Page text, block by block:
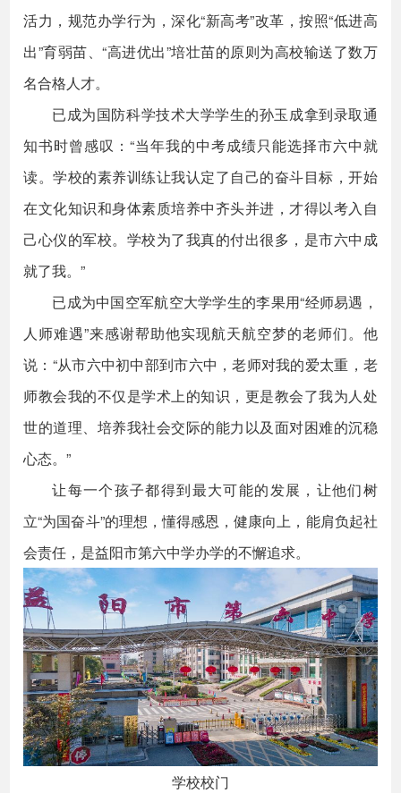
活力，规范办学行为，深化“新高考”改革，按照“低进高
出”育弱苗、“高进优出”培壮苗的原则为高校输送了数万
名合格人才。
已成为国防科学技术大学学生的孙玉成拿到录取通
知书时曾感叹：“当年我的中考成绩只能选择市六中就
读。学校的素养训练让我认定了自己的奋斗目标，开始
在文化知识和身体素质培养中齐头并进，才得以考入自
己心仪的军校。学校为了我真的付出很多，是市六中成
就了我。”
已成为中国空军航空大学学生的李果用“经师易遇，
人师难遇”来感谢帮助他实现航天航空梦的老师们。他
说：“从市六中初中部到市六中，老师对我的爱太重，老
师教会我的不仅是学术上的知识，更是教会了我为人处
世的道理、培养我社会交际的能力以及面对困难的沉稳
心态。”
让每一个孩子都得到最大可能的发展，让他们树
立“为国奋斗”的理想，懂得感恩，健康向上，能肩负起社
会责任，是益阳市第六中学办学的不懈追求。
学校校门